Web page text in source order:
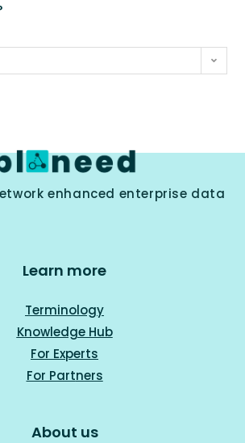
enhanced enterprise data
Learn more
Terminology
Knowledge Hub
For Experts
For Partners
About us